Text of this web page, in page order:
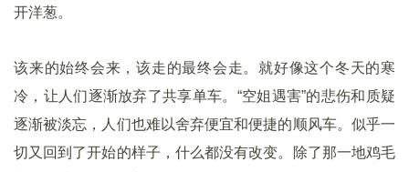
开洋葱。
该来的始终会来，该走的最终会走。就好像这个冬天的寒
冷，让人们逐渐放弃了共享单车。“空姐遇害”的悲伤和质疑
逐渐被淡忘，人们也难以舍弃便宜和便捷的顺风车。似乎一
切又回到了开始的样子，什么都没有改变。除了那一地鸡毛